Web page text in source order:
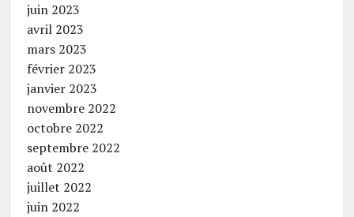
juin 2023
avril 2023
mars 2023
février 2023
janvier 2023
novembre 2022
octobre 2022
septembre 2022
août 2022
juillet 2022
juin 2022